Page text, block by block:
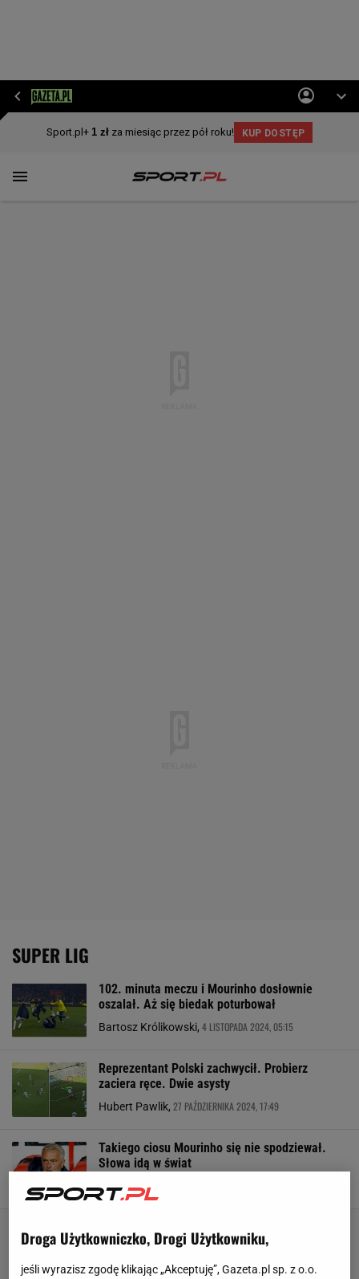
SUPER LIG
102. minuta meczu i Mourinho dosłownie
oszalał. Aż się biedak poturbował
Bartosz Królikowski, 4 LISTOPADA 2024, 05:15
Reprezentant Polski zachwycił. Probierz
zaciera ręce. Dwie asysty
Hubert Pawlik, 27 PAŹDZIERNIKA 2024, 17:49
Takiego ciosu Mourinho się nie spodziewał.
Słowa idą w świat
Agnieszka Piskorz,
Droga Użytkowniczko, Drogi Użytkowniku,
jeśli wyrazisz zgodę klikając „Akceptuję”, Gazeta.pl sp. z o.o.